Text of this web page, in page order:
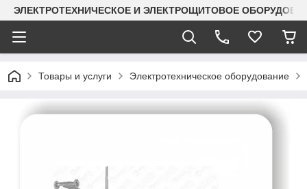
ЭЛЕКТРОТЕХНИЧЕСКОЕ И ЭЛЕКТРОЩИТОВОЕ
Товары и услуги Электротехническое оборудование